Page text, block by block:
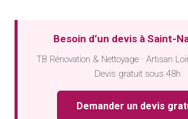
Besoin d’un devis à Saint-
TB Rénovation & Nettoyage · Artisan
Devis gratuit sous 48h
Demander un devis